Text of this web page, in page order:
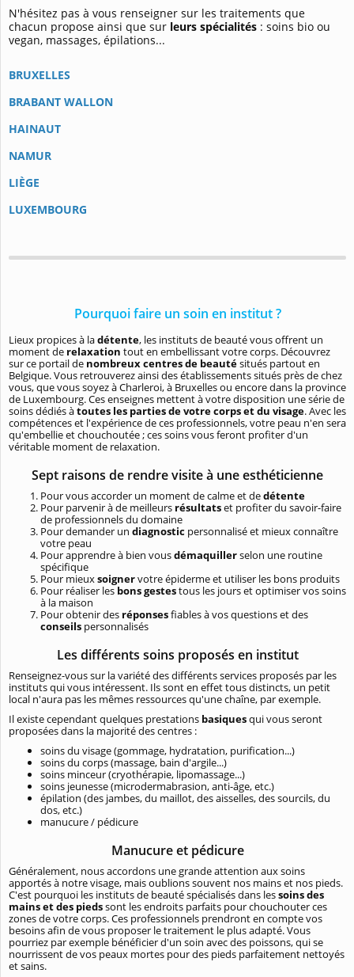
N'hésitez pas à vous renseigner sur les traitements que
chacun propose ainsi que sur leurs spécialités : soins bio ou
vegan, massages, épilations...
BRUXELLES
BRABANT WALLON
HAINAUT
NAMUR
LIÈGE
LUXEMBOURG
Pourquoi faire un soin en institut ?
Lieux propices à ladétente, les instituts de beauté vous offrent un
moment de relaxation tout en embellissant votre corps. Découvrez
sur ce portail de nombreux centres de beautésitués partout en
Belgique. Vous retrouverez ainsi des établissements situés près de chez
vous, que vous soyez à Charleroi, à Bruxelles ou encore dans la province
de Luxembourg. Ces enseignes mettent à votre disposition une série de
soins dédiés àtoutes les parties de votre corps et du visage. Avec les
compétences et l'expérience de ces professionnels, votre peau n'en sera
qu'embellie et chouchoutée ; ces soins vous feront profiter d'un
véritable moment de relaxation.
Sept raisons de rendre visite à une esthéticienne
Pour vous accorder un moment de calme et dedétente
Pour parvenir à de meilleurs résultatset profiter du savoir-faire
de professionnels du domaine
Pour demander un diagnostic personnalisé et mieux connaître
votre peau
Pour apprendre à bien vousdémaquillerselon une routine
spécifique
Pour mieuxsoignervotre épiderme et utiliser les bons produits
Pour réaliser les bons gestestous les jours et optimiser vos soins
à la maison
Pour obtenir des réponsesfiables à vos questions et des
conseils personnalisés
Les différents soins proposés en institut
Renseignez-vous sur la variété des différents services proposés par les
instituts qui vous intéressent. Ils sont en effet tous distincts, un petit
local n'aura pas les mêmes ressources qu'une chaîne, par exemple.
Il existe cependant quelques prestations basiquesqui vous seront
proposées dans la majorité des centres :
soins du visage(gommage, hydratation, purification...)
soins du corps(massage, bain d'argile...)
soins minceur(cryothérapie, lipomassage...)
soins jeunesse(microdermabrasion, anti-âge, etc.)
épilation (des jambes, du maillot, des aisselles, des sourcils, du
dos, etc.)
manucure / pédicure
Manucure et pédicure
Généralement, nous accordons une grande attention aux soins
apportés à notre visage, mais oublions souvent nos mains et nos pieds.
C'est pourquoi les instituts de beauté spécialisés dans lessoins des
mains et des piedssont les endroits parfaits pour chouchouter ces
zones de votre corps. Ces professionnels prendront en compte vos
besoins afin de vous proposer le traitement le plus adapté. Vous
pourriez par exemple bénéficier d'un soin avec des poissons, qui se
nourrissent de vos peaux mortes pour des pieds parfaitement nettoyés
et sains.